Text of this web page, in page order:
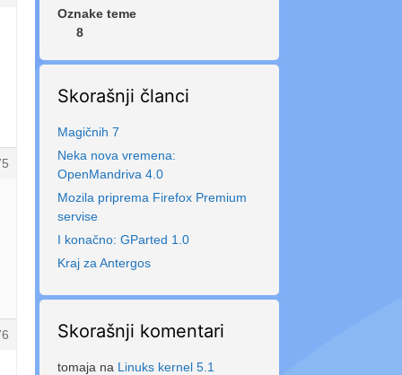
Oznake teme
8
Skorašnji članci
Magičnih 7
Neka nova vremena:
OpenMandriva 4.0
Mozila priprema Firefox Premium
servise
I konačno: GParted 1.0
Kraj za Antergos
Skorašnji komentari
tomaja na Linuks kernel 5.1